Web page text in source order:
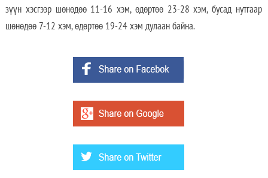
зүүн хэсгээр шөнөдөө 11-16 хэм, өдөртөө 23-28 хэм, бусад нутгаар
шөнөдөө 7-12 хэм, өдөртөө 19-24 хэм дулаан байна.